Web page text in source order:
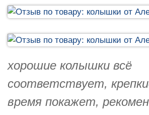
хорошие колышки всё
соответствует,
время покажет,